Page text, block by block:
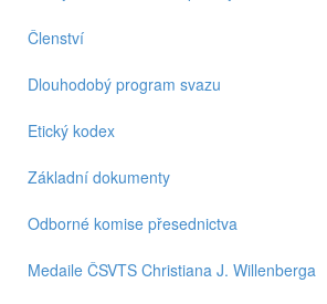
Členství
Dlouhodobý program svazu
Etický kodex
Základní dokumenty
Odborné komise přesednictva
Medaile ČSVTS Christiana J. Willenberga